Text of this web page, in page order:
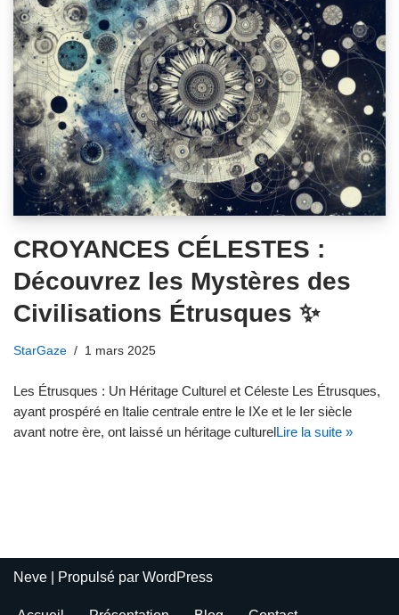
CROYANCES CÉLESTES :
Découvrez les Mystères des
Civilisations Étrusques ✨
StarGaze 1 mars 2025
Les Étrusques : Un Héritage Culturel et Céleste Les Étrusques,
ayant prospéré en Italie centrale entre le IXe et le Ier siècle
avant notre ère, ont laissé un héritage culturelLire la suite »
Neve | Propulsé par WordPress